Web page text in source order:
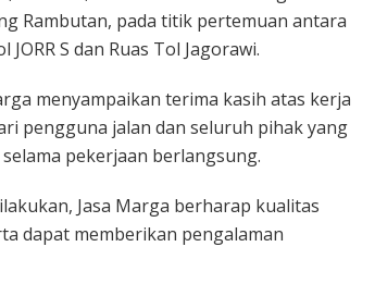
Rambutan, pada titik pertemuan antara
JORR S dan Ruas Tol Jagorawi.
menyampaikan terima kasih atas kerja
pengguna jalan dan seluruh pihak yang
pekerjaan berlangsung.
Jasa Marga berharap kualitas
dapat memberikan pengalaman